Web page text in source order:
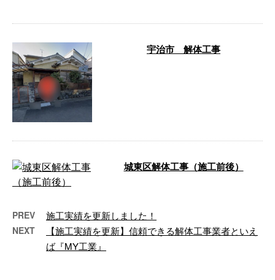
宇治市 解体工事
城東区解体工事（施工前後）
PREV 施工実績を更新しました！
NEXT
【施工実績を更新】信頼できる解体工事業者といえ
ば『MY工業』